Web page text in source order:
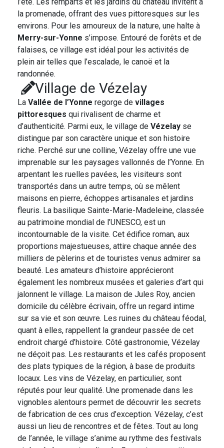
la promenade, offrant des vues pittoresques sur les
environs. Pour les amoureux de la nature, une halte à
Merry-sur-Yonne s’impose. Entouré de forêts et de
falaises, ce village est idéal pour les activités de
plein air telles que l’escalade, le canoë et la
randonnée.
Village de Vézelay
La Vallée de l’Yonne regorge de villages
pittoresques qui rivalisent de charme et
d’authenticité. Parmi eux, le village de Vézelayse
distingue par son caractère unique et son histoire
riche. Perché sur une colline, Vézelay offre une vue
imprenable sur les paysages vallonnés de l’Yonne. En
arpentant les ruelles pavées, les visiteurs sont
transportés dans un autre temps, où se mêlent
maisons en pierre, échoppes artisanales et jardins
fleuris. La basilique Sainte-Marie-Madeleine, classée
au patrimoine mondial de l’UNESCO, est un
incontournable de la visite. Cet édifice roman, aux
proportions majestueuses, attire chaque année des
milliers de pèlerins et de touristes venus admirer sa
beauté. Les amateurs d’histoire apprécieront
également les nombreux musées et galeries d’art qui
jalonnent le village. La maison de Jules Roy, ancien
domicile du célèbre écrivain, offre un regard intime
sur sa vie et son œuvre. Les ruines du château féodal,
quant à elles, rappellent la grandeur passée de cet
endroit chargé d’histoire. Côté gastronomie, Vézelay
ne déçoit pas. Les restaurants et les cafés proposent
des plats typiques de la région, à base de produits
locaux. Les vins de Vézelay, en particulier, sont
réputés pour leur qualité. Une promenade dans les
vignobles alentours permet de découvrir les secrets
de fabrication de ces crus d’exception. Vézelay, c’est
aussi un lieu de rencontres et de fêtes. Tout au long
de l’année, le village s’anime au rythme des festivals